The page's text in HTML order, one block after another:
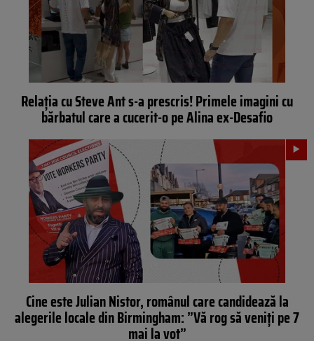
Relația cu Steve Ant s-a prescris! Primele imagini cu
bărbatul care a cucerit-o pe Alina ex-Desafio
Cine este Julian Nistor, românul care candidează la
alegerile locale din Birmingham: ”Vă rog să veniți pe 7
mai la vot”